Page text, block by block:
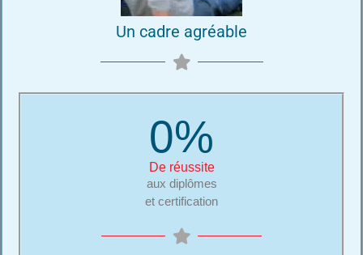
Un cadre agréable
De réussite
0%
aux diplômes
et certification